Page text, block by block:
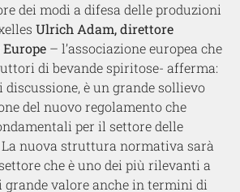
dei modi a difesa delle produzioni
Ulrich Adam, direttore
– l’associazione europea che
di bevande spiritose- afferma:
discussione, è un grande sollievo
del nuovo regolamento che
per il settore delle
La nuova struttura normativa sarà
che è uno dei più rilevanti a
grande valore anche in termini di